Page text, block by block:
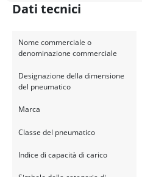
Dati tecnici
Nome commerciale o
denominazione commerciale
Designazione della dimensione
del pneumatico
Marca
Classe del pneumatico
Indice di capacità di carico